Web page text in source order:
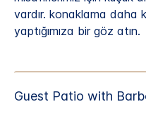
vardır. konaklama daha
yaptığımıza bir göz atın.